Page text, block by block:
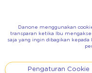
Danone menggunakan
transparan ketika Ibu
saja yang ingin dibagikan kepada
Pengaturan Cookie